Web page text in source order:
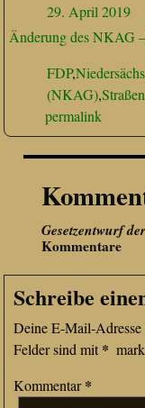
29. April 2019
Änderung des NKAG
FDP,
(NKAG),
permalink
Gesetzentwurf
Kommentare
Schreibe
Deine E-Mail-
Felder sind mit *
Kommentar*